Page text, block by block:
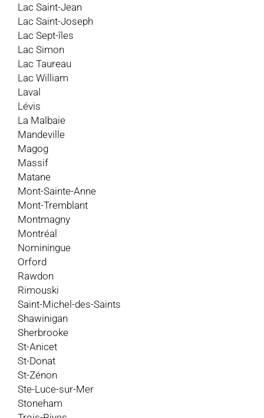
Lac Saint-Jean
Lac Saint-Joseph
Lac Sept-îles
Lac Simon
Lac Taureau
Lac William
Laval
Lévis
La Malbaie
Mandeville
Magog
Massif
Matane
Mont-Sainte-Anne
Mont-Tremblant
Montmagny
Montréal
Nominingue
Orford
Rawdon
Rimouski
Saint-Michel-des-Saints
Shawinigan
Sherbrooke
St-Anicet
St-Donat
St-Zénon
Ste-Luce-sur-Mer
Stoneham